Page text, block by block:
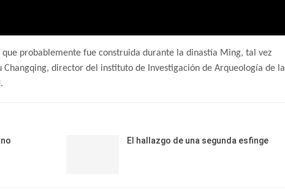
probablemente fue construida durante la dinastía Ming, tal vez
Changqing, director del instituto de Investigación de Arqueología de la
El hallazgo de una segunda esfinge